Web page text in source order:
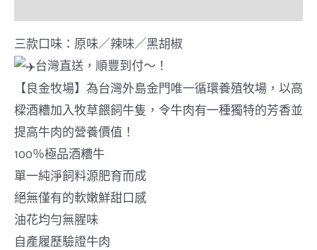
牛
肉
乾
HKD
$180
／
包
數
量
三款口味：原味／辣味／黑胡椒
台灣直送，順豐到付～！
【良金牧場】為台灣外島金門唯一循環養殖牧場，以高
樑酒糟加入牧草餵飼牛隻，令牛肉有一種獨特的芳香並
提高牛肉的營養價值！
100％極品酒糟牛
單一純淨飼料源肥育而成
絕無僅有的軟嫩鮮甜口感
油花均勻無腥味
自產履歷驗證牛肉